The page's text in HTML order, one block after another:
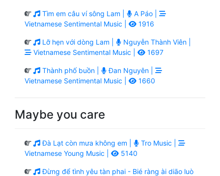
Tìm em câu ví sông Lam |
A Páo |
Vietnamese Sentimental Music |
1916
Lỡ hẹn với dòng Lam |
Nguyễn Thành Viên |
Vietnamese Sentimental Music |
1697
Thành phố buồn |
Đan Nguyên |
Vietnamese Sentimental Music |
1660
Maybe you care
Đà Lạt còn mưa không em |
Tro Music |
Vietnamese Young Music |
5140
Đừng để tình yêu tàn phai - Bié ràng ài diāo luò